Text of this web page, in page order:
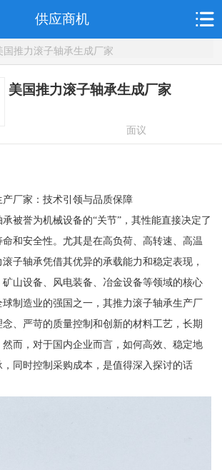
供应商机
推力滚子轴承生成厂家
美国推力滚子轴承生成厂家
面议
厂家：技术引领与品质保障
被誉为机械设备的“关节”，其性能直接决定了
和安全性。尤其是在高负荷、高转速、高温
子轴承凭借其优异的承载能力和稳定表现，
山设备、风电装备、冶金设备等领域的核心
制造业的强国之一，其推力滚子轴承生产厂
、严苛的质量控制和创新的材料工艺，长期
而，对于国内企业而言，如何高效、稳定地
同时控制采购成本，是值得深入探讨的话